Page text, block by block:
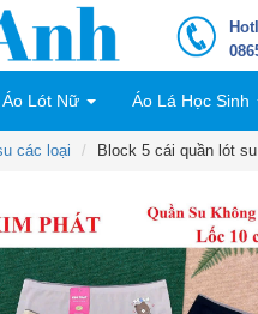
Áo Lót Nữ Áo Lá Học Sinh
các loại Block 5 cái quần lót